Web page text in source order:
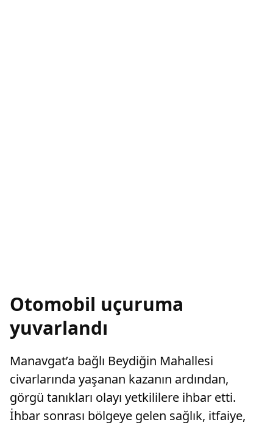
Otomobil uçuruma
yuvarlandı
Manavgat’a bağlı Beydiğin Mahallesi
civarlarında yaşanan kazanın ardından,
görgü tanıkları olayı yetkililere ihbar etti.
İhbar sonrası bölgeye gelen sağlık, itfaiye,